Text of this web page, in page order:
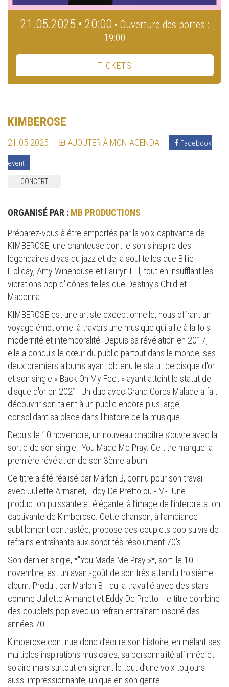
21.05.2025 • 20:00 • Ouverture des portes :
19:00
TICKETS
KIMBEROSE
21.05.2025 AJOUTER À MON AGENDA Facebook
event
CONCERT
ORGANISÉ PAR : MB PRODUCTIONS
Préparez-vous à être emportés par la voix captivante de
KIMBEROSE, une chanteuse dont le son s'inspire des
légendaires divas du jazz et de la soul telles que Billie
Holiday, Amy Winehouse et Lauryn Hill, tout en insufflant les
vibrations pop d'icônes telles que Destiny's Child et
Madonna.
KIMBEROSE est une artiste exceptionnelle, nous offrant un
voyage émotionnel à travers une musique qui allie à la fois
modernité et intemporalité. Depuis sa révélation en 2017,
elle a conquis le cœur du public partout dans le monde, ses
deux premiers albums ayant obtenu le statut de disque d'or
et son single « Back On My Feet » ayant atteint le statut de
disque d'or en 2021. Un duo avec Grand Corps Malade a fait
découvrir son talent à un public encore plus large,
consolidant sa place dans l'histoire de la musique.
Depuis le 10 novembre, un nouveau chapitre s’ouvre avec la
sortie de son single : You Made Me Pray. Ce titre marque la
première révélation de son 3ème album.
Ce titre a été réalisé par Marlon B, connu pour son travail
avec Juliette Armanet, Eddy De Pretto ou - M-. Une
production puissante et élégante, à l’image de l’interprétation
captivante de Kimberose. Cette chanson, à l’ambiance
subtilement contrastée, propose des couplets pop suivis de
refrains entraînants aux sonorités résolument 70’s.
Son dernier single, *"You Made Me Pray »*, sorti le 10
novembre, est un avant-goût de son très attendu troisième
album. Produit par Marlon B - qui a travaillé avec des stars
comme Juliette Armanet et Eddy De Pretto - le titre combine
des couplets pop avec un refrain entraînant inspiré des
années 70.
Kimberose continue donc d’écrire son histoire, en mêlant ses
multiples inspirations musicales, sa personnalité affirmée et
solaire mais surtout en signant le tout d’une voix toujours
aussi impressionnante, unique en son genre.